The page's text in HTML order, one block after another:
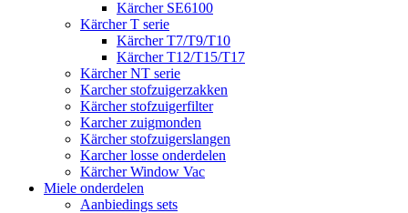
Kärcher SE6100
Kärcher T serie
Kärcher T7/T9/T10
Kärcher T12/T15/T17
Kärcher NT serie
Karcher stofzuigerzakken
Kärcher stofzuigerfilter
Karcher zuigmonden
Kärcher stofzuigerslangen
Karcher losse onderdelen
Kärcher Window Vac
Miele onderdelen
Aanbiedings sets